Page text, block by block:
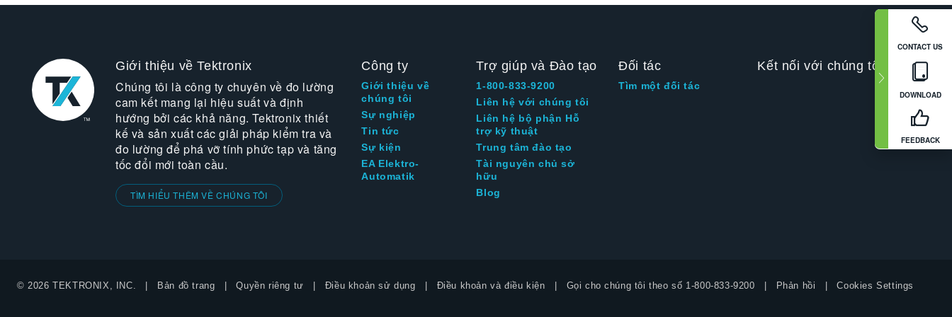
CONTACT US
DOWNLOAD
FEEDBACK
Giới thiệu về Tektronix
Chúng tôi là công ty chuyên về đo lường
cam kết mang lại hiệu suất và định
hướng bởi các khả năng. Tektronix thiết
kế và sản xuất các giải pháp kiểm tra và
đo lường để phá vỡ tính phức tạp và tăng
tốc đổi mới toàn cầu.
TÌM HIỂU THÊM VỀ CHÚNG TÔI
Công ty
Giới thiệu về
chúng tôi
Sự nghiệp
Tin tức
Sự kiện
EA Elektro-
Automatik
Trợ giúp và Đào tạo
1-800-833-9200
Liên hệ với chúng tôi
Liên hệ bộ phận Hỗ
trợ kỹ thuật
Trung tâm đào tạo
Tài nguyên chủ sở
hữu
Blog
Đối tác
Tìm một đối tác
Kết nối với chúng tôi
© 2026 TEKTRONIX, INC. Bản đồ trang Quyền riêng tư Điều khoản sử dụng Điều khoản và điều kiện Gọi cho chúng tôi theo số 1-800-833-9200 Phản hồi Cookies Settings